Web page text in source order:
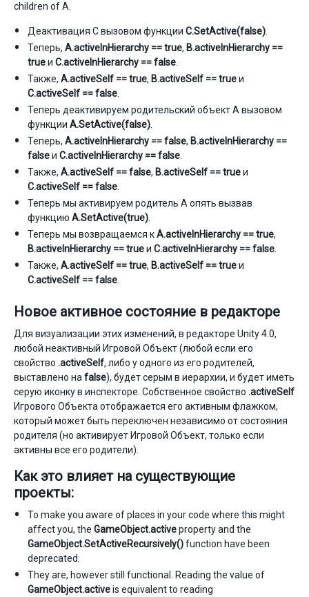
children of A.
Деактивация C вызовом функции C.SetActive(false)
Теперь, A.activeInHierarchy == true, B.activeInHierarchy ==
trueи C.activeInHierarchy == false
Также, A.activeSelf == true, B.activeSelf == trueи
C.activeSelf == false
Теперь деактивируем родительский объект A вызовом
функции A.SetActive(false)
Теперь, A.activeInHierarchy == false, B.activeInHierarchy ==
falseи C.activeInHierarchy == false
Также, A.activeSelf == false, B.activeSelf == trueи
C.activeSelf == false
Теперь мы активируем родитель A опять вызвав
функцию A.SetActive(true)
Теперь мы возвращаемся кA.activeInHierarchy == true,
B.activeInHierarchy == trueи C.activeInHierarchy == false
Также, A.activeSelf == true, B.activeSelf == trueи
C.activeSelf == false
Новое активное состояние в редакторе
Для визуализации этих изменений, в редакторе Unity 4.0,
любой неактивный Игровой Объект (любой если его
свойство .activeSelf, либо у одного из его родителей,
выставлено на false), будет серым в иерархии, и будет иметь
серую иконку в инспекторе. Собственное свойство .activeSelf
Игрового Объекта отображается его активным флажком,
который может быть переключен независимо от состояния
родителя (но активирует Игровой Объект, только если
активны все его родители).
Как это влияет на существующие
проекты:
To make you aware of places in your code where this might
affect you, the GameObject.activeproperty and the
GameObject.SetActiveRecursively()function have been
deprecated.
They are, however still functional. Reading the value of
GameObject.activeis equivalent to reading